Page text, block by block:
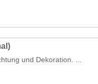
und Dekoration. ...